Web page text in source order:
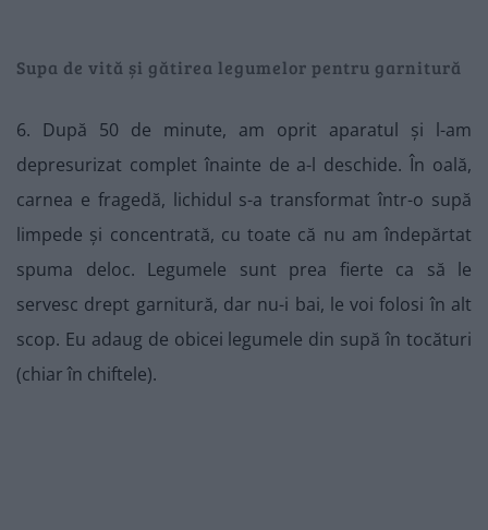
Supa de vită și gătirea legumelor pentru garnitură
6. După 50 de minute, am oprit aparatul și l-am
depresurizat complet înainte de a-l deschide. În oală,
carnea e fragedă, lichidul s-a transformat într-o supă
limpede și concentrată, cu toate că nu am îndepărtat
spuma deloc. Legumele sunt prea fierte ca să le
servesc drept garnitură, dar nu-i bai, le voi folosi în alt
scop. Eu adaug de obicei legumele din supă în tocături
(chiar în chiftele).